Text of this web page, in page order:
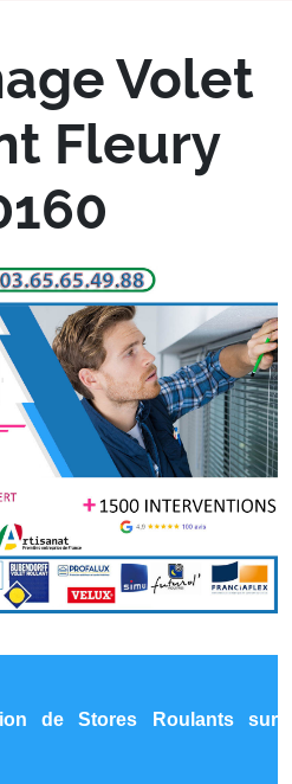
Volet
Fleury
de Stores Roulants sur